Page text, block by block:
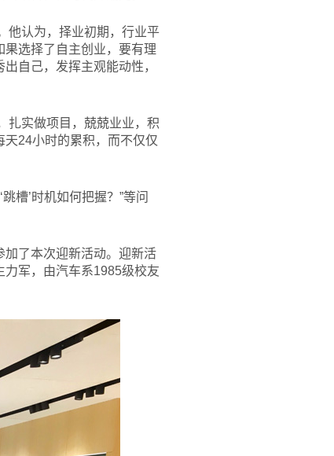
他认为，择业初期，行业平
选择了自主创业，要有理
自己，发挥主观能动性，
扎实做项目，兢兢业业，积
24小时的累积，而不仅仅
槽’时机如何把握？”等问
了本次迎新活动。迎新活
军，由汽车系1985级校友